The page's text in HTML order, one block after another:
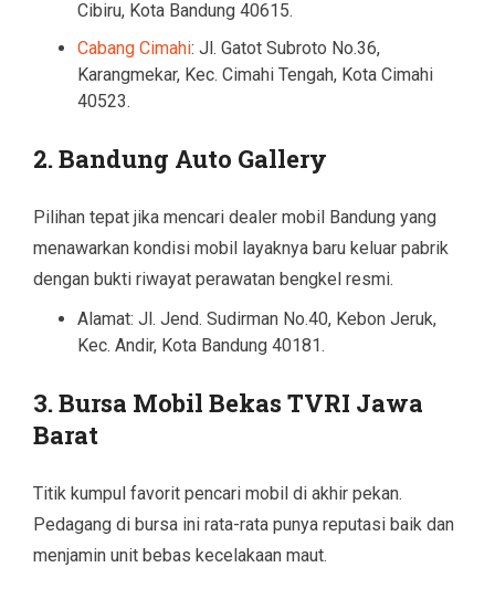
Cibiru, Kota Bandung 40615.
Cabang Cimahi: Jl. Gatot Subroto No.36,
Karangmekar, Kec. Cimahi Tengah, Kota Cimahi
40523.
2. Bandung Auto Gallery
Pilihan tepat jika mencari dealer mobil Bandung yang
menawarkan kondisi mobil layaknya baru keluar pabrik
dengan bukti riwayat perawatan bengkel resmi.
Alamat: Jl. Jend. Sudirman No.40, Kebon Jeruk,
Kec. Andir, Kota Bandung 40181.
3. Bursa Mobil Bekas TVRI Jawa
Barat
Titik kumpul favorit pencari mobil di akhir pekan.
Pedagang di bursa ini rata-rata punya reputasi baik dan
menjamin unit bebas kecelakaan maut.